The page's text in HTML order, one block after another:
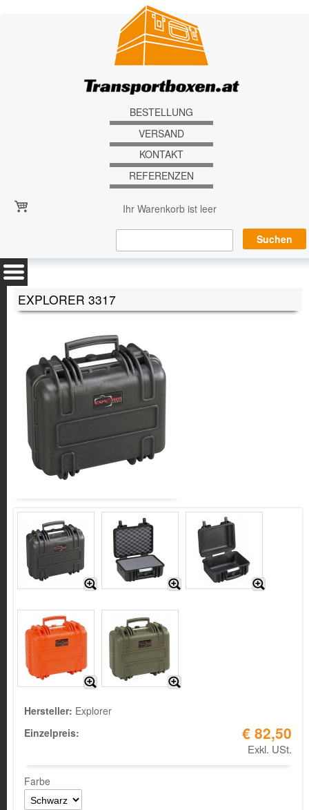
BESTELLUNG
VERSAND
KONTAKT
REFERENZEN
Ihr Warenkorb ist leer
EXPLORER 3317
Hersteller: Explorer
Einzelpreis:
€ 82,50
Exkl. USt.
Farbe